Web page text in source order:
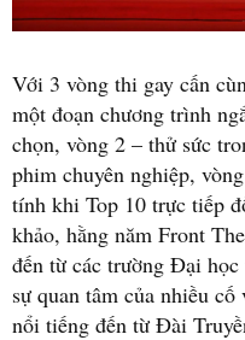
Với 3 vòng thi gay cấn
một đoạn chương trình
chọn, vòng 2 – thử sức
phim chuyên nghiệp,
tính khi Top 10 trực tiếp
khảo, hằng năm Front
đến từ các trường Đại
sự quan tâm của nhiều
nổi tiếng đến từ Đài